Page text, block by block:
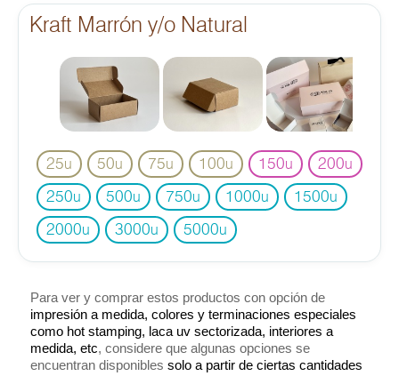
Kraft Marrón y/o Natural
25u 50u 75u 100u 150u 200u
250u 500u 750u 1000u 1500u
2000u 3000u 5000u
Para ver y comprar estos productos con opción de
impresión a medida, colores y terminaciones especiales
como hot stamping, laca uv sectorizada, interiores a
medida, etc, considere que algunas opciones se
encuentran disponibles solo a partir de ciertas cantidades